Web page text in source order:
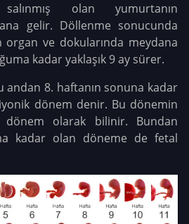
salınmış olan yumurtanın
gelir. Döllenme sonucunda
organ ve dokularında meydana
kadar yaklaşık 9 ay sürer.
8. haftanın sonuna kadar
dönem denir. Bu dönemin
dönem olarak bilinir. Bundan
kadar olan döneme de fetal